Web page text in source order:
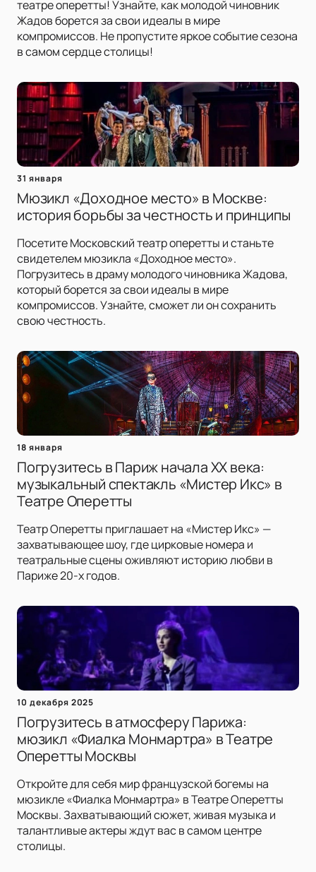
театре оперетты! Узнайте, как молодой чиновник
Жадов борется за свои идеалы в мире
компромиссов. Не пропустите яркое событие сезона
в самом сердце столицы!
31 января
Мюзикл «Доходное место» в Москве:
история борьбы за честность и принципы
Посетите Московский театр оперетты и станьте
свидетелем мюзикла «Доходное место».
Погрузитесь в драму молодого чиновника Жадова,
который борется за свои идеалы в мире
компромиссов. Узнайте, сможет ли он сохранить
свою честность.
18 января
Погрузитесь в Париж начала XX века:
музыкальный спектакль «Мистер Икс» в
Театре Оперетты
Театр Оперетты приглашает на «Мистер Икс» —
захватывающее шоу, где цирковые номера и
театральные сцены оживляют историю любви в
Париже 20-х годов.
10 декабря 2025
Погрузитесь в атмосферу Парижа:
мюзикл «Фиалка Монмартра» в Театре
Оперетты Москвы
Откройте для себя мир французской богемы на
мюзикле «Фиалка Монмартра» в Театре Оперетты
Москвы. Захватывающий сюжет, живая музыка и
талантливые актеры ждут вас в самом центре
столицы.